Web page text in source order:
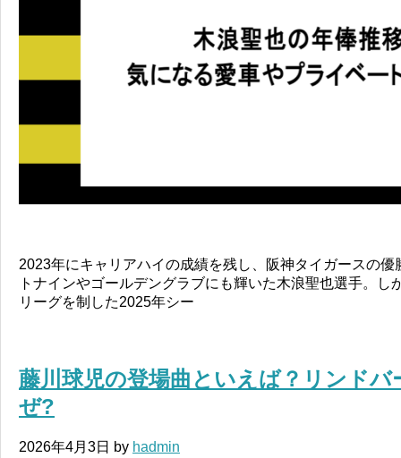
2023年にキャリアハイの成績を残し、阪神タイガースの
トナインやゴールデングラブにも輝いた木浪聖也選手。
リーグを制した2025年シー
藤川球児の登場曲といえば？リンド
ぜ?
2026年4月3日 by hadmin